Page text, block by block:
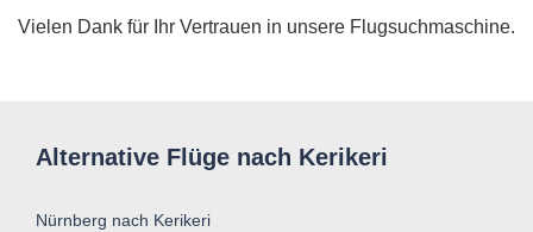
Vielen Dank für Ihr Vertrauen in unsere Flugsuchmaschine.
Alternative Flüge nach Kerikeri
Nürnberg nach Kerikeri